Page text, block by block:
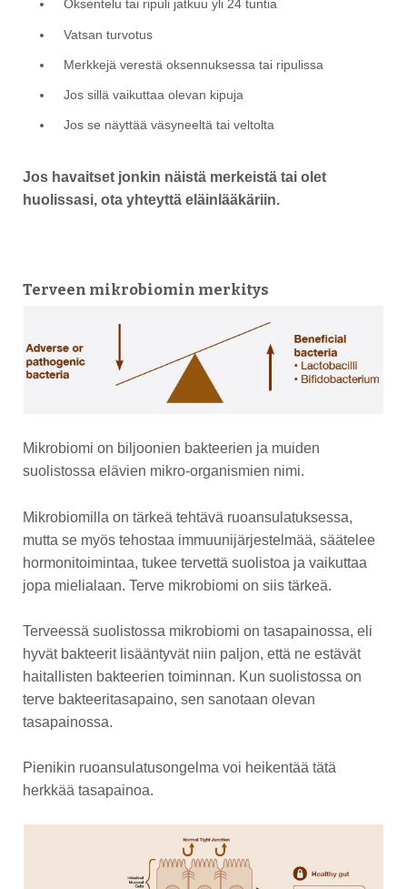
Oksentelu tai ripuli jatkuu yli 24 tuntia
Vatsan turvotus
Merkkejä verestä oksennuksessa tai ripulissa
Jos sillä vaikuttaa olevan kipuja
Jos se näyttää väsyneeltä tai veltolta
Jos havaitset jonkin näistä merkeistä tai olet
huolissasi, ota yhteyttä eläinlääkäriin.
Terveen mikrobiomin merkitys
Mikrobiomi on biljoonien bakteerien ja muiden
suolistossa elävien mikro-organismien nimi.
Mikrobiomilla on tärkeä tehtävä ruoansulatuksessa,
mutta se myös tehostaa immuunijärjestelmää, säätelee
hormonitoimintaa, tukee tervettä suolistoa ja vaikuttaa
jopa mielialaan. Terve mikrobiomi on siis tärkeä.
Terveessä suolistossa mikrobiomi on tasapainossa, eli
hyvät bakteerit lisääntyvät niin paljon, että ne estävät
haitallisten bakteerien toiminnan. Kun suolistossa on
terve bakteeritasapaino, sen sanotaan olevan
tasapainossa.
Pienikin ruoansulatusongelma voi heikentää tätä
herkkää tasapainoa.